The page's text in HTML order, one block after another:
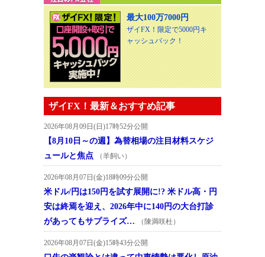
最大100万7000円
ザイFX！限定で5000円キ
ャッシュバック！
ザイFX！最新＆おすすめ記事
2026年08月09日(日)17時52分公開
【8月10日～の週】為替相場の注目材料スケジ
ュールと焦点
（羊飼い）
2026年08月07日(金)18時09分公開
米ドル/円は150円を試す展開に!? 米ドル高・円
安は終焉を迎え、2026年中に140円の大台打診
があってもサプライズ…
（陳満咲杜）
2026年08月07日(金)15時43分公開